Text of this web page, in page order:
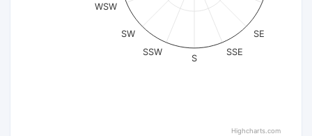
SE
SSE
S
SSW
SW
WSW
Highcharts.com